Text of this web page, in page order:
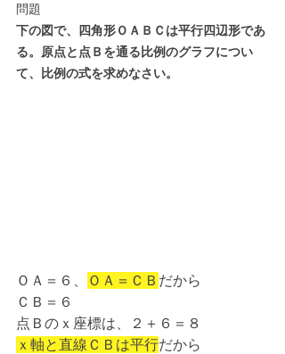
問題
下の図で、四角形ＯＡＢＣは平行四辺形であ
る。原点と点Ｂを通る比例のグラフについ
て、比例の式を求めなさい。
ＯＡ＝６、 ＯＡ＝ＣＢ だから
ＣＢ＝６
点Ｂのｘ座標は、２＋６＝８
ｘ軸と直線ＣＢは平行だから